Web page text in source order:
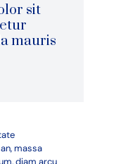
sit
mauris
massa